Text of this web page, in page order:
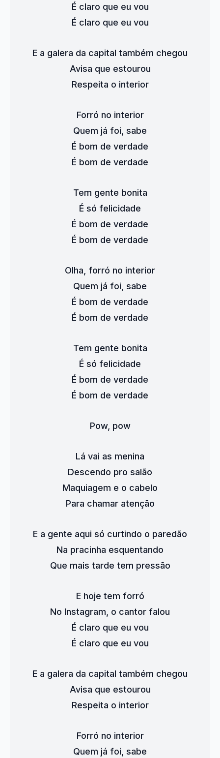
É claro que eu vou
É claro que eu vou
E a galera da capital também chegou
Avisa que estourou
Respeita o interior
Forró no interior
Quem já foi, sabe
É bom de verdade
É bom de verdade
Tem gente bonita
É só felicidade
É bom de verdade
É bom de verdade
Olha, forró no interior
Quem já foi, sabe
É bom de verdade
É bom de verdade
Tem gente bonita
É só felicidade
É bom de verdade
É bom de verdade
Pow, pow
Lá vai as menina
Descendo pro salão
Maquiagem e o cabelo
Para chamar atenção
E a gente aqui só curtindo o paredão
Na pracinha esquentando
Que mais tarde tem pressão
E hoje tem forró
No Instagram, o cantor falou
É claro que eu vou
É claro que eu vou
E a galera da capital também chegou
Avisa que estourou
Respeita o interior
Forró no interior
Quem já foi, sabe